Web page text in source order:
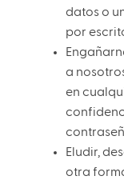
datos o
por
a
en
Eludir,
otra